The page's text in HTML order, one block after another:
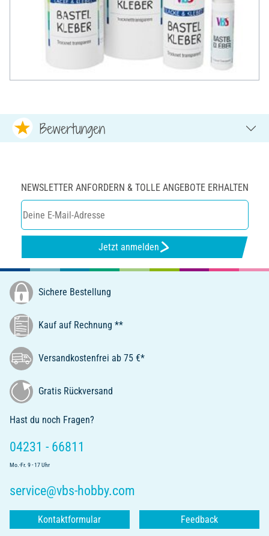
Bewertungen
NEWSLETTER ANFORDERN & TOLLE ANGEBOTE ERHALTEN
Jetzt anmelden
Sichere Bestellung
Kauf auf Rechnung **
Versandkostenfrei ab 75 €*
Gratis Rückversand
Hast du noch Fragen?
04231 - 66811
Mo.-Fr. 9 - 17 Uhr
service@vbs-hobby.com
Kontaktformular Feedback